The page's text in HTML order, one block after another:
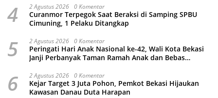
4 2 Agustus 2026 0 Komentar
Curanmor Terpegok Saat Beraksi di Samping SPBU
Cimuning, 1 Pelaku Ditangkap
5 2 Agustus 2026 0 Komentar
Peringati Hari Anak Nasional ke-42, Wali Kota Bekasi
Janji Perbanyak Taman Ramah Anak dan Bebas
6 2 Agustus 2026 0 Komentar
Kejar Target 3 Juta Pohon, Pemkot Bekasi Hijaukan
Kawasan Danau Duta Harapan